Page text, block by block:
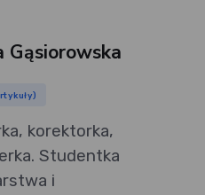
Gąsiorowska
korektorka,
Studentka
i